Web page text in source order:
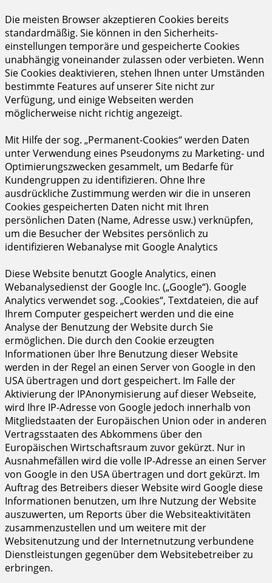
Die meisten Browser akzeptieren Cookies bereits
standardmäßig. Sie können in den Sicherheits-
einstellungen temporäre und gespeicherte Cookies
unabhängig voneinander zulassen oder verbieten. Wenn
Sie Cookies deaktivieren, stehen Ihnen unter Umständen
bestimmte Features auf unserer Site nicht zur
Verfügung, und einige Webseiten werden
möglicherweise nicht richtig angezeigt.
Mit Hilfe der sog. „Permanent-Cookies“ werden Daten
unter Verwendung eines Pseudonyms zu Marketing- und
Optimierungszwecken gesammelt, um Bedarfe für
Kundengruppen zu identifizieren. Ohne Ihre
ausdrückliche Zustimmung werden wir die in unseren
Cookies gespeicherten Daten nicht mit Ihren
persönlichen Daten (Name, Adresse usw.) verknüpfen,
um die Besucher der Websites persönlich zu
identifizieren Webanalyse mit Google Analytics
Diese Website benutzt Google Analytics, einen
Webanalysedienst der Google Inc. („Google“). Google
Analytics verwendet sog. „Cookies“, Textdateien, die auf
Ihrem Computer gespeichert werden und die eine
Analyse der Benutzung der Website durch Sie
ermöglichen. Die durch den Cookie erzeugten
Informationen über Ihre Benutzung dieser Website
werden in der Regel an einen Server von Google in den
USA übertragen und dort gespeichert. Im Falle der
Aktivierung der IPAnonymisierung auf dieser Webseite,
wird Ihre IP-Adresse von Google jedoch innerhalb von
Mitgliedstaaten der Europäischen Union oder in anderen
Vertragsstaaten des Abkommens über den
Europäischen Wirtschaftsraum zuvor gekürzt. Nur in
Ausnahmefällen wird die volle IP-Adresse an einen Server
von Google in den USA übertragen und dort gekürzt. Im
Auftrag des Betreibers dieser Website wird Google diese
Informationen benutzen, um Ihre Nutzung der Website
auszuwerten, um Reports über die Websiteaktivitäten
zusammenzustellen und um weitere mit der
Websitenutzung und der Internetnutzung verbundene
Dienstleistungen gegenüber dem Websitebetreiber zu
erbringen.